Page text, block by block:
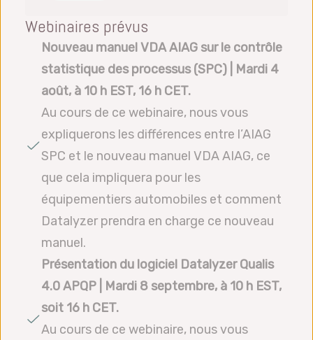
Webinaires prévus
Nouveau manuel VDA AIAG sur le contrôle
statistique des processus (SPC) | Mardi 4
août, à 10 h EST, 16 h CET.
Au cours de ce webinaire, nous vous
expliquerons les différences entre l’AIAG
SPC et le nouveau manuel VDA AIAG, ce
que cela impliquera pour les
équipementiers automobiles et comment
Datalyzer prendra en charge ce nouveau
manuel.
Présentation du logiciel Datalyzer Qualis
4.0 APQP | Mardi 8 septembre, à 10 h EST,
soit 16 h CET.
Au cours de ce webinaire, nous vous